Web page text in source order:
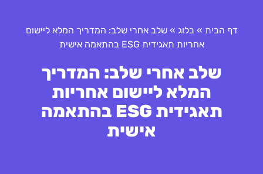
דף הבית » בלוג »שלב אחרי שלב: המדריך המלא ליישום
אחריות תאגידית ESG בהתאמה אישית
שלב אחרי שלב: המדריך
המלא ליישום אחריות
תאגידית ESG בהתאמה
אישית